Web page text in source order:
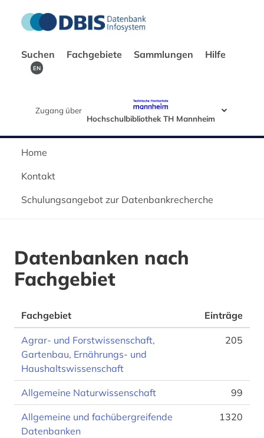
Suchen Fachgebiete Sammlungen Hilfe
EN
Zugang über
Hochschulbibliothek TH Mannheim
Home
Kontakt
Schulungsangebot zur Datenbankrecherche
Datenbanken nach
Fachgebiet
Fachgebiet Einträge
Agrar- und Forstwissenschaft,
Gartenbau, Ernährungs- und
Haushaltswissenschaft
205
Allgemeine Naturwissenschaft 99
Allgemeine und fachübergreifende
Datenbanken
1320